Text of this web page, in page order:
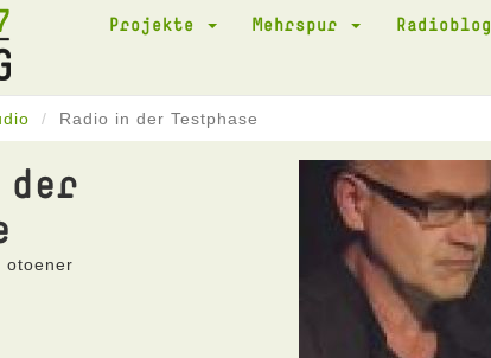
Projekte Mehrspur Radioblog
Radio in der Testphase
otoener